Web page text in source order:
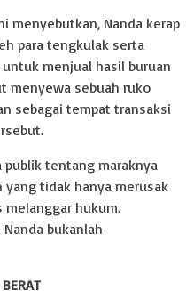
menyebutkan, Nanda kerap
para tengkulak serta
menjual hasil buruan
menyewa sebuah ruko
sebagai tempat transaksi
tentang maraknya
yang tidak hanya merusak
hukum.
bukanlah